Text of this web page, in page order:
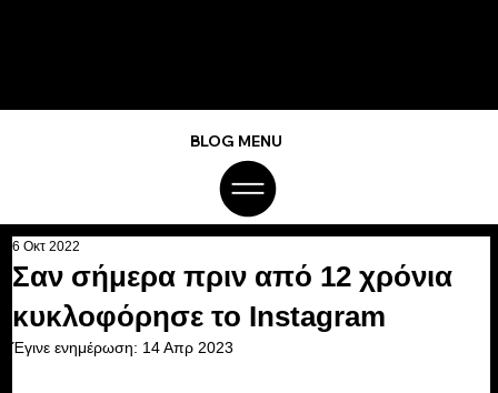
BLOG MENU
Σαν σήμερα πριν από 12 χρόνια
κυκλοφόρησε το Instagram
6 Οκτ 2022
Έγινε ενημέρωση: 14 Απρ 2023